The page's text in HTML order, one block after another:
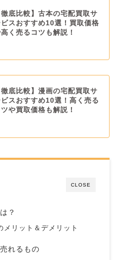
徹底比較】古本の宅配買取サ
ビスおすすめ10選！買取価格
く売るコツも解説！
徹底比較】漫画の宅配買取サ
ビスおすすめ10選！高く売る
ツや買取価格も解説！
CLOSE
？
メリット＆デメリット
れるもの